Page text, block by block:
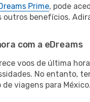
Prime, pode
benefícios.
com a eDreams
voos de última
No entanto,
viagens para